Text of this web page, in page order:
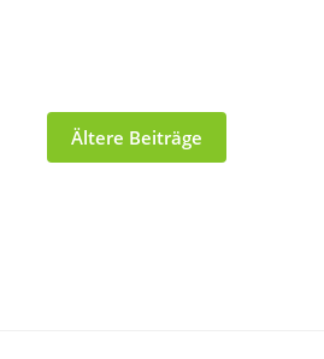
Ältere Beiträge